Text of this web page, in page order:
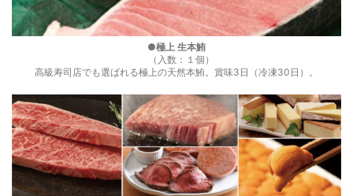
●極上 生本鮪
（入数：１個）
高級寿司店でも選ばれる極上の天然本鮪。賞味3日（冷凍30日）。